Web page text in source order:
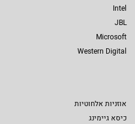
Intel
JBL
Microsoft
Western Digital
אוזניות אלחוטיות
כיסא גיימינג